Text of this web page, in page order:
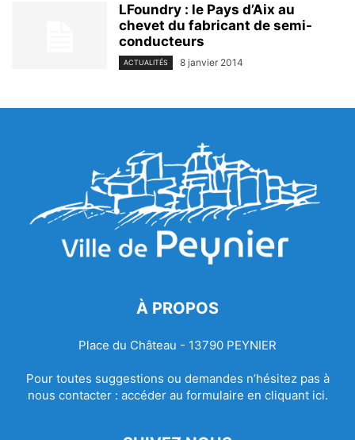
LFoundry : le Pays d’Aix au
chevet du fabricant de semi-
conducteurs
ACTUALITÉS 8 janvier 2014
À PROPOS
Place du Château - 13790 PEYNIER
Pour toutes suggestions ou demandes n’hésitez pas à
nous contacter : accéder au formulaire en cliquant ici.